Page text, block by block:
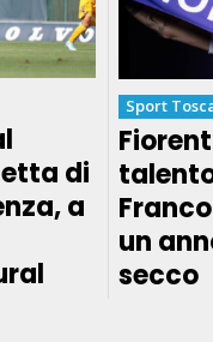
di
a
Sport
un
secco